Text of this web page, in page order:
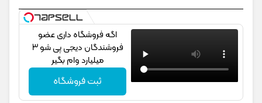
اگه فروشگاه داری عضو
فروشندگان دیجی پی شو 3
میلیارد وام بگیر
ثبت فروشگاه